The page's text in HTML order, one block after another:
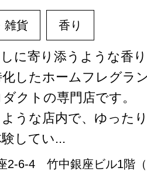
雑貨 香り
に寄り添うような香
したホームフレグラ
ダクトの専門店です
うな店内で、ゆった
してい...
2-6-4 竹中銀座ビル1階